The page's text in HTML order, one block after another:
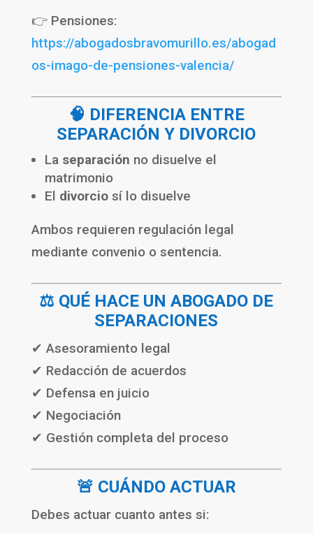
👉 Pensiones:
https://abogadosbravomurillo.es/abogad
os-imago-de-pensiones-valencia/
🧠 DIFERENCIA ENTRE
SEPARACIÓN Y DIVORCIO
La separación no disuelve el
matrimonio
El divorciosí lo disuelve
Ambos requieren regulación legal
mediante convenio o sentencia.
⚖️ QUÉ HACE UN ABOGADO DE
SEPARACIONES
✔ Asesoramiento legal
✔ Redacción de acuerdos
✔ Defensa en juicio
✔ Negociación
✔ Gestión completa del proceso
🚨 CUÁNDO ACTUAR
Debes actuar cuanto antes si: